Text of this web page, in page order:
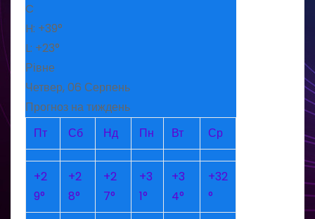
C
H: +39°
L: +23°
Рівне
Четвер, 06 Серпень
Прогноз на тиждень
Пт
Сб Нд Пн Вт Ср
+2
9°
+2
8°
+2
7°
+3
1°
+3
4°
+32
°